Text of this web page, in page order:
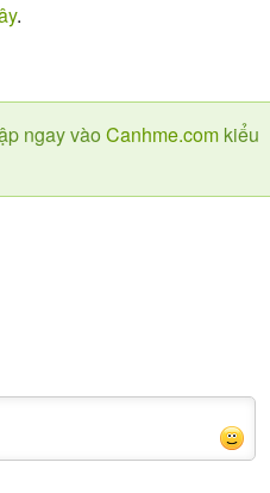
.
ngay vào Canhme.com kiểu